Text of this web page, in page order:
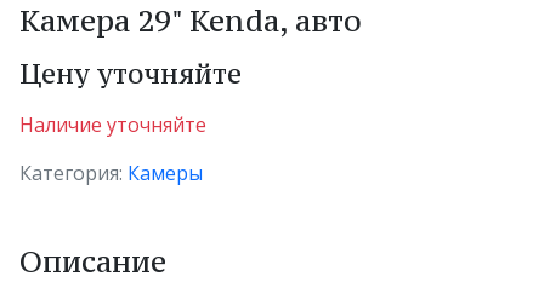
Камера 29" Kenda, авто
Цену уточняйте
Наличие уточняйте
Категория: Камеры
Описание